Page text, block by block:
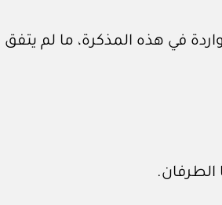
في هذه المذكرة، ما لم
الطرفان.